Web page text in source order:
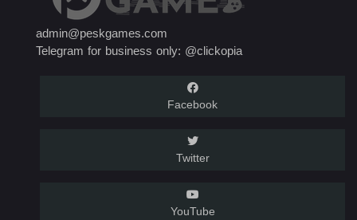
admin@peskgames.com
Telegram for business only: @clickopia
Facebook
Twitter
YouTube